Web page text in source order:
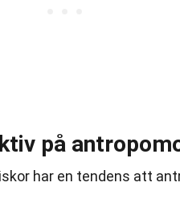
på
har en tendens att